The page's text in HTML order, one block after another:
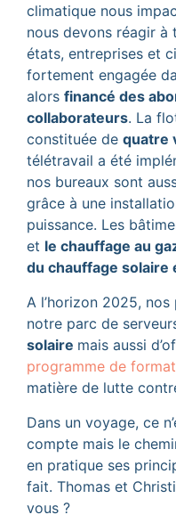
climatique nous
nous devons réagir à
états, entreprises et
fortement engagée
alors financé des
collaborateurs. La
constituée de quatre
télétravail a été
nos bureaux sont
grâce à une
puissance. Les
et le chauffage au
du chauffage solaire
A l’horizon 2025,
notre parc de
solaire mais aussi
programme de
matière de lutte
Dans un voyage, ce
compte mais le
en pratique ses
fait. Thomas et
vous ?